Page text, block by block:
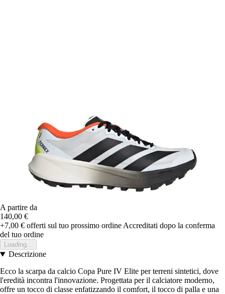
A partire da
140,00 €
+7,00 € offerti sul tuo prossimo ordineAccreditati dopo la conferma
del tuo ordine
Loading...
Descrizione
Ecco la scarpa da calcio Copa Pure IV Elite per terreni sintetici, dove
l'eredità incontra l'innovazione. Progettata per il calciatore moderno,
offre un tocco di classe enfatizzando il comfort, il tocco di palla e una